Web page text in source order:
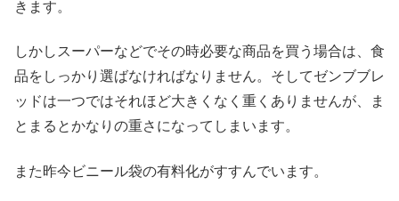
きます。
しかしスーパーなどでその時必要な商品を買う場合は、食
品をしっかり選ばなければなりません。そしてゼンブブレ
ッドは一つではそれほど大きくなく重くありませんが、ま
とまるとかなりの重さになってしまいます。
また昨今ビニール袋の有料化がすすんでいます。